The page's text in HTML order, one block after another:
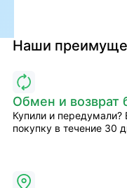
Наши
Обмен и возврат
Купили и
покупку в течение 30